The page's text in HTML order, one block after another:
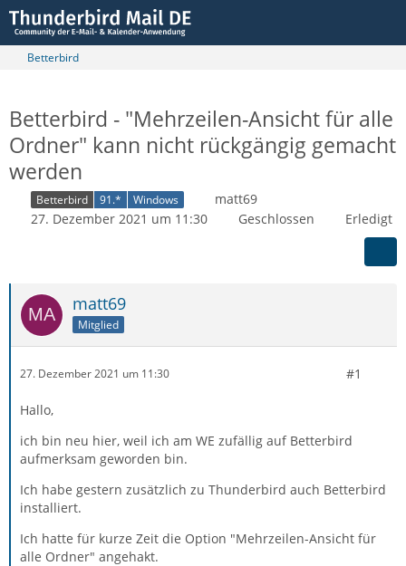
Betterbird
Betterbird - "Mehrzeilen-Ansicht für alle
Ordner" kann nicht rückgängig gemacht
werden
Betterbird 91.* Windows
matt69
27. Dezember 2021 um 11:30
Geschlossen Erledigt
matt69
Mitglied
27. Dezember 2021 um 11:30 #1
Hallo,
ich bin neu hier, weil ich am WE zufällig auf Betterbird
aufmerksam geworden bin.
Ich habe gestern zusätzlich zu Thunderbird auch Betterbird
installiert.
Ich hatte für kurze Zeit die Option "Mehrzeilen-Ansicht für
alle Ordner" angehakt.